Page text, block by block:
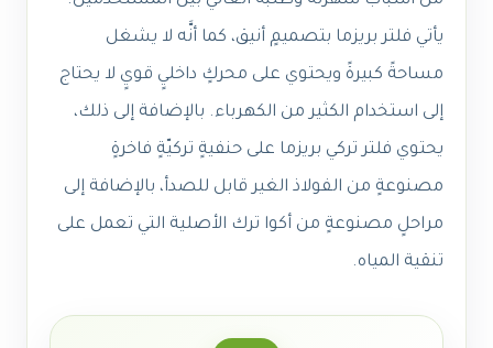
يأتي فلتر بريزما بتصميمٍ أنيق، كما أنَّه لا يشغل
مساحةً كبيرةً ويحتوي على محركٍ داخليٍ قويٍ لا يحتاج
إلى استخدام الكثير من الكهرباء. بالإضافة إلى ذلك،
يحتوي فلتر تركي بريزما على حنفيةٍ تركيّةٍ فاخرةٍ
مصنوعةٍ من الفولاذ الغير قابل للصدأ، بالإضافة إلى
مراحلٍ مصنوعةٍ من أكوا ترك الأصلية التي تعمل على
تنقية المياه.